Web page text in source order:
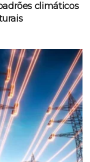
climáticos